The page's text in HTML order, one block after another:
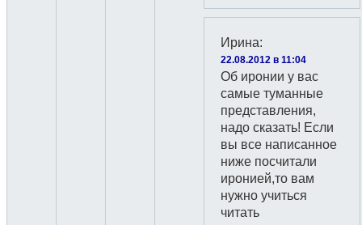
Ирина:
22.08.2012 в 11:04
Об иронии у вас
самые туманные
представления,
надо сказать! Если
вы все написанное
ниже посчитали
иронией,то вам
нужно учиться
читать